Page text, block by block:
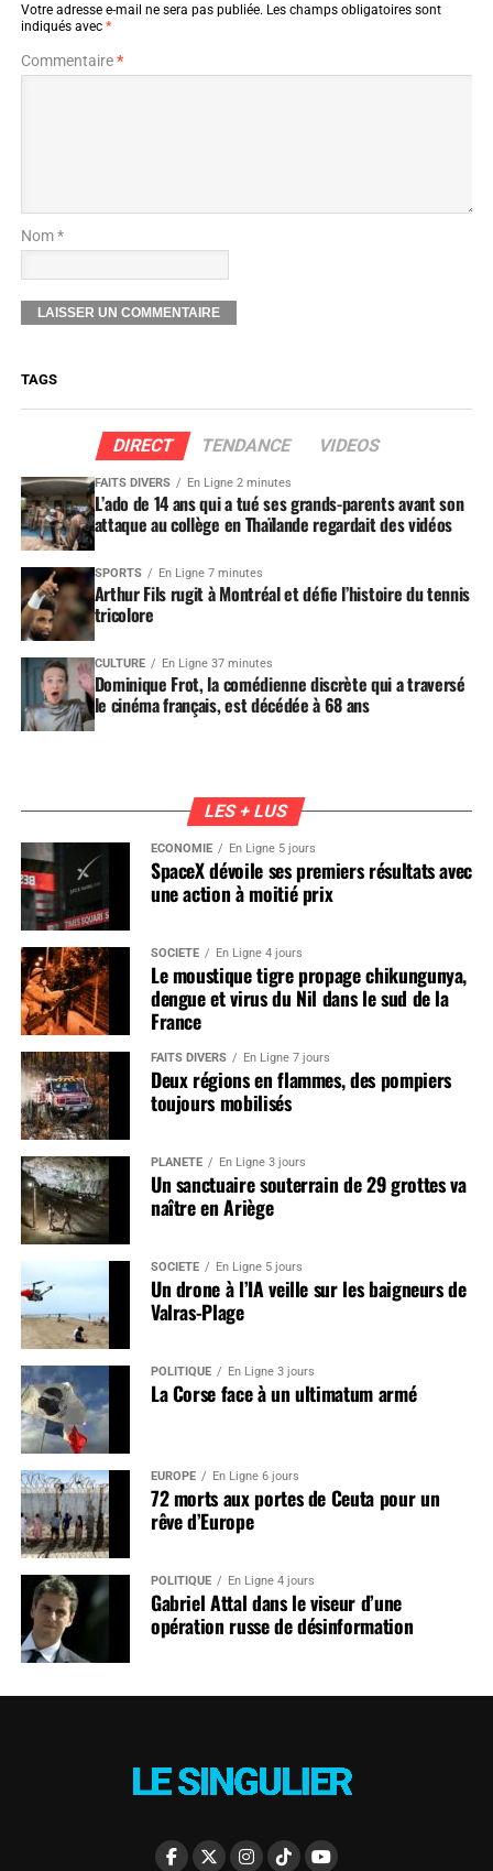
Votre adresse e-mail ne sera pas publiée. Les champs obligatoires sont
indiqués avec *
Commentaire*
Nom *
TAGS
DIRECT TENDANCE VIDEOS
FAITS DIVERS En Ligne 2 minutes
L’ado de 14 ans qui a tué ses grands-parents avant son
attaque au collège en Thaïlande regardait des vidéos
SPORTS En Ligne 7 minutes
Arthur Fils rugit à Montréal et défie l’histoire du tennis
tricolore
CULTURE En Ligne 37 minutes
Dominique Frot, la comédienne discrète qui a traversé
le cinéma français, est décédée à 68 ans
LES + LUS
ÉCONOMIE En Ligne 5 jours
SpaceX dévoile ses premiers résultats avec
une action à moitié prix
SOCIÉTÉ En Ligne 4 jours
Le moustique tigre propage chikungunya,
dengue et virus du Nil dans le sud de la
France
FAITS DIVERS En Ligne 7 jours
Deux régions en flammes, des pompiers
toujours mobilisés
PLANÈTE En Ligne 3 jours
Un sanctuaire souterrain de 29 grottes va
naître en Ariège
SOCIÉTÉ En Ligne 5 jours
Un drone à l’IA veille sur les baigneurs de
Valras-Plage
POLITIQUE En Ligne 3 jours
La Corse face à un ultimatum armé
EUROPE En Ligne 6 jours
72 morts aux portes de Ceuta pour un
rêve d’Europe
POLITIQUE En Ligne 4 jours
Gabriel Attal dans le viseur d’une
opération russe de désinformation